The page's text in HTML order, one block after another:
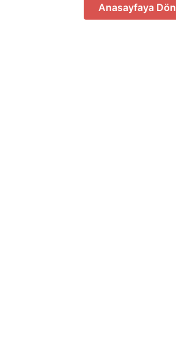
Anasayfaya Dön